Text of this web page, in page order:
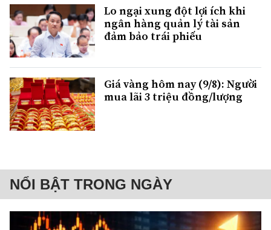
Lo ngại xung đột lợi ích khi
ngân hàng quản lý tài sản
đảm bảo trái phiếu
Giá vàng hôm nay (9/8): Người
mua lãi 3 triệu đồng/lượng
NỔI BẬT TRONG NGÀY